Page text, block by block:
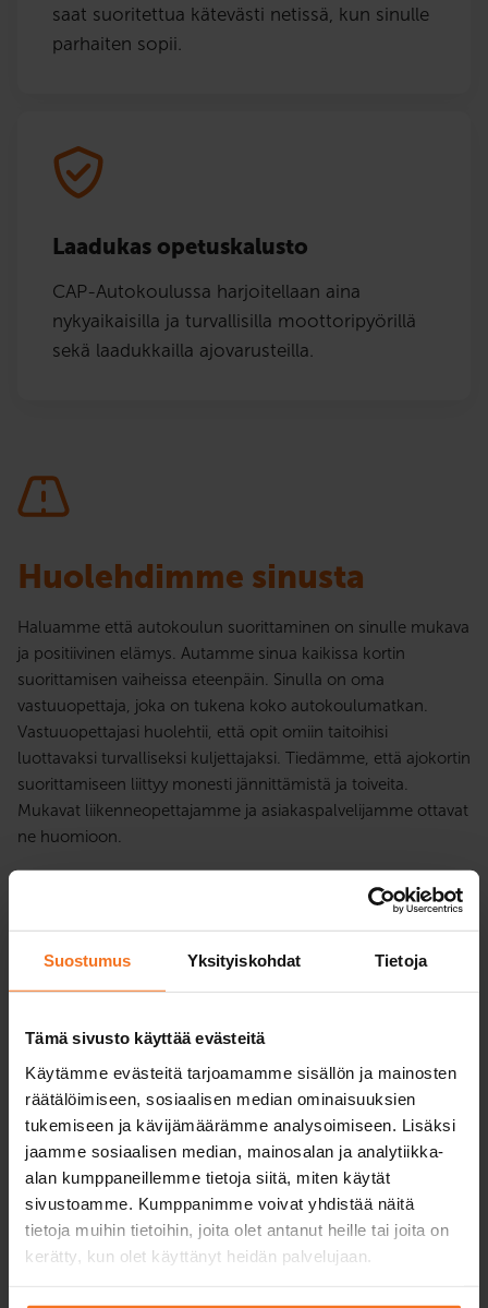
Suostumus Yksityiskohdat Tietoja
Tämä sivusto käyttää evästeitä
Käytämme evästeitä tarjoamamme sisällön ja mainosten
räätälöimiseen, sosiaalisen median ominaisuuksien
tukemiseen ja kävijämäärämme analysoimiseen. Lisäksi
jaamme sosiaalisen median, mainosalan ja analytiikka-
alan kumppaneillemme tietoja siitä, miten käytät
sivustoamme. Kumppanimme voivat yhdistää näitä
tietoja muihin tietoihin, joita olet antanut heille tai joita on
kerätty, kun olet käyttänyt heidän palvelujaan.
saat suoritettua kätevästi netissä, kun sinulle
parhaiten sopii.
Laadukas opetuskalusto
CAP-Autokoulussa harjoitellaan aina
nykyaikaisilla ja turvallisilla moottoripyörillä
sekä laadukkailla ajovarusteilla.
Huolehdimme sinusta
Haluamme että autokoulun suorittaminen on sinulle mukava
ja positiivinen elämys. Autamme sinua kaikissa kortin
suorittamisen vaiheissa eteenpäin. Sinulla on oma
vastuuopettaja, joka on tukena koko autokoulumatkan.
Vastuuopettajasi huolehtii, että opit omiin taitoihisi
luottavaksi turvalliseksi kuljettajaksi. Tiedämme, että ajokortin
suorittamiseen liittyy monesti jännittämistä ja toiveita.
Mukavat liikenneopettajamme ja asiakaspalvelijamme ottavat
ne huomioon.
Suorita omaan tahtiin
Meille on tärkeää, että autokoulun suorittaminen onnistuu
juostavasti oppilaan omien aikataulujen mukaan. Teoriatunnit
voi aloittaa vaikka heti ilmoittautumisen jälkeen.
Teoriaopinnot pääsee suorittamaan netissä, missä ja milloin
tahansa. Ajotunnit sovitaan aina yhdessä oman
vastuuopettajan kanssa. Huolehdimme, että autokoulu tulee
suoritettua yhteisesti sovitussa tavoiteaikataulussa.